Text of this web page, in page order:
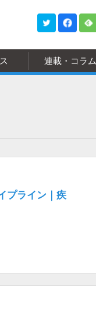
連載・コラム
プライン｜疾